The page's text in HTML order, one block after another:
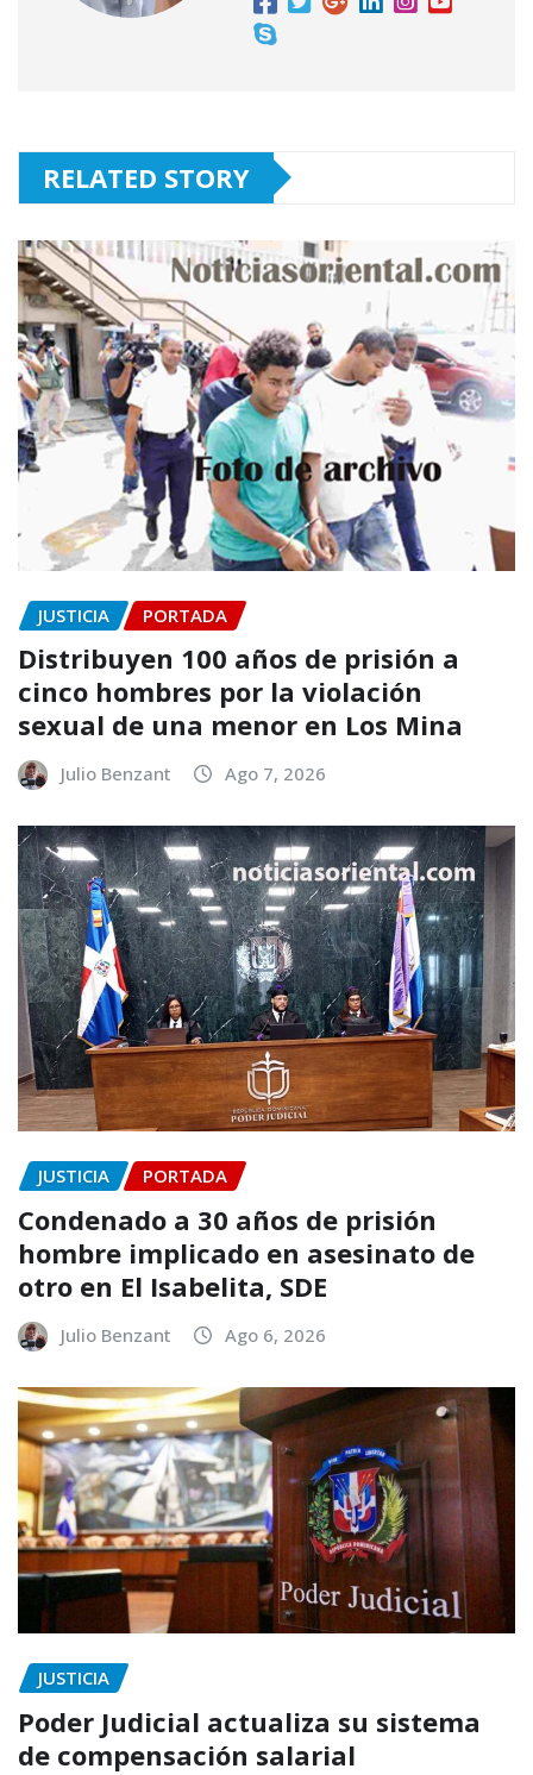
RELATED STORY
JUSTICIA PORTADA
Distribuyen 100 años de prisión a
cinco hombres por la violación
sexual de una menor en Los Mina
Julio Benzant Ago 7, 2026
JUSTICIA PORTADA
Condenado a 30 años de prisión
hombre implicado en asesinato de
otro en El Isabelita, SDE
Julio Benzant Ago 6, 2026
JUSTICIA
Poder Judicial actualiza su sistema
de compensación salarial